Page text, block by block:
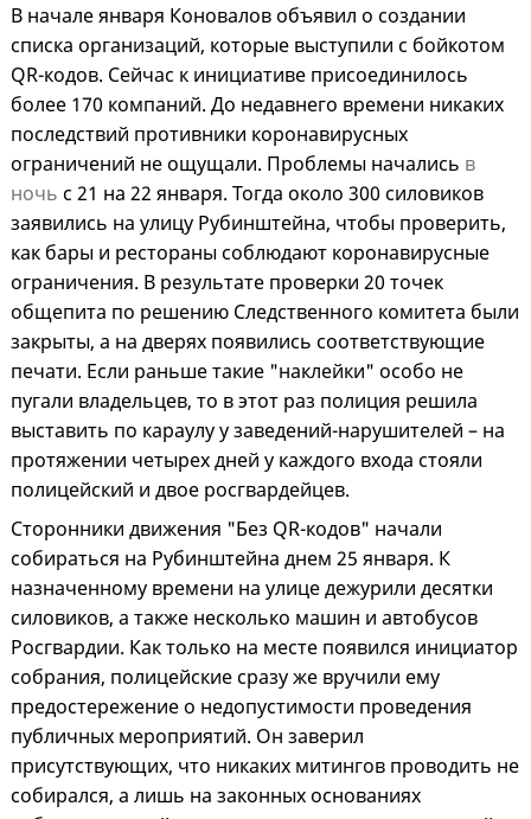
В начале января Коновалов объявил о создании
списка организаций, которые выступили с бойкотом
QR-кодов. Сейчас к инициативе присоединилось
более 170 компаний. До недавнего времени никаких
последствий противники коронавирусных
ограничений не ощущали. Проблемы начались в
ночь с 21 на 22 января. Тогда около 300 силовиков
заявились на улицу Рубинштейна, чтобы проверить,
как бары и рестораны соблюдают коронавирусные
ограничения. В результате проверки 20 точек
общепита по решению Следственного комитета были
закрыты, а на дверях появились соответствующие
печати. Если раньше такие "наклейки" особо не
пугали владельцев, то в этот раз полиция решила
выставить по караулу у заведений-нарушителей – на
протяжении четырех дней у каждого входа стояли
полицейский и двое росгвардейцев.
Сторонники движения "Без QR-кодов" начали
собираться на Рубинштейна днем 25 января. К
назначенному времени на улице дежурили десятки
силовиков, а также несколько машин и автобусов
Росгвардии. Как только на месте появился инициатор
собрания, полицейские сразу же вручили ему
предостережение о недопустимости проведения
публичных мероприятий. Он заверил
присутствующих, что никаких митингов проводить не
собирался, а лишь на законных основаниях